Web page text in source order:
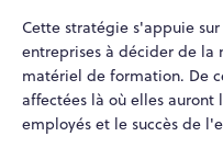
Cette stratégie s'appuie
entreprises à décider de
matériel de formation. De
affectées là où elles auront
employés et le succès de